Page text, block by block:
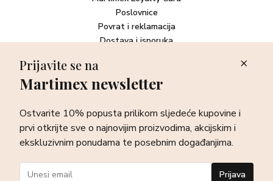
Poslovnice
Povrat i reklamacija
Dostava i isporuka
Newsletter
sve o najnovijim proizvodima, akcijskim i ekskluzivnim
ponudama te posebnim događanjima.
Prijava
Prijavite se na
Martimex newsletter
Ostvarite 10% popusta prilikom sljedeće kupovine i
prvi otkrijte sve o najnovijim proizvodima, akcijskim i
ekskluzivnim ponudama te posebnim događanjima.
Prijava